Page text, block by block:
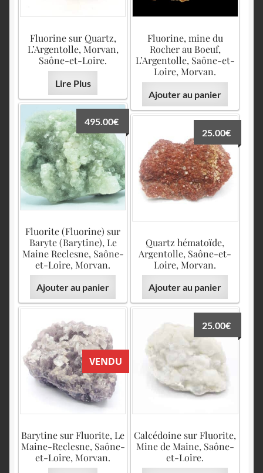
Fluorine sur Quartz,
L’Argentolle, Morvan,
Saône-et-Loire.
Lire Plus
Fluorine, mine du
Rocher au Boeuf,
L’Argentolle, Saône-et-
Loire, Morvan.
Ajouter au panier
Fluorite (Fluorine) sur
Baryte (Barytine), Le
Maine Reclesne, Saône-
et-Loire, Morvan.
495.00€
Ajouter au panier
Quartz hématoïde,
Argentolle, Saône-et-
Loire, Morvan.
25.00€
Ajouter au panier
VENDU
Barytine sur Fluorite, Le
Maine-Reclesne, Saône-
et-Loire, Morvan.
Calcédoine sur Fluorite,
Mine de Maine, Saône-
et-Loire.
25.00€